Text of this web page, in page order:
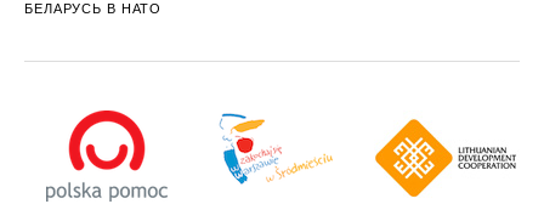
БЕЛАРУСЬ В НАТО